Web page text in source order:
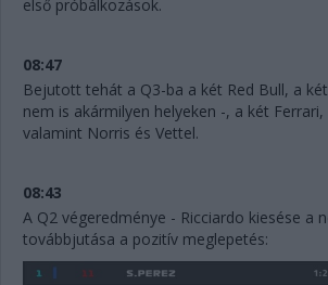
első próbálkozások.
08:47
Bejutott tehát a Q3-ba a két Red Bull, a
nem is akármilyen helyeken -, a két
valamint Norris és Vettel.
08:43
A Q2 végeredménye - Ricciardo kiesése a
továbbjutása a pozitív meglepetés: